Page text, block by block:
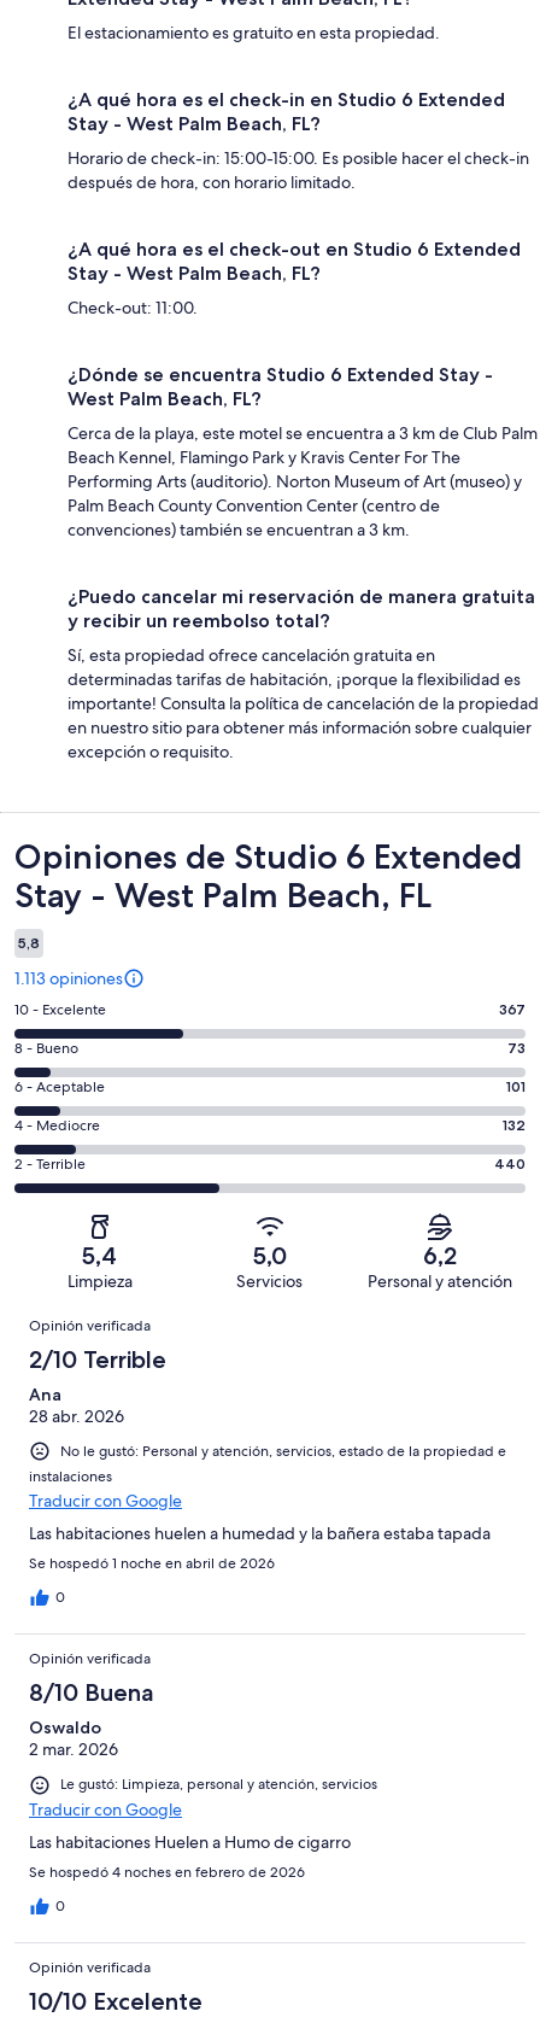
El estacionamiento es gratuito en esta propiedad.
¿A qué hora es el check-in en Studio 6 Extended
Stay - West Palm Beach, FL?
Horario de check-in: 15:00-15:00. Es posible hacer el check-in
después de hora, con horario limitado.
¿A qué hora es el check-out en Studio 6 Extended
Stay - West Palm Beach, FL?
Check-out: 11:00.
¿Dónde se encuentra Studio 6 Extended Stay -
West Palm Beach, FL?
Cerca de la playa, este motel se encuentra a 3 km de Club Palm
Beach Kennel, Flamingo Park y Kravis Center For The
Performing Arts (auditorio). Norton Museum of Art (museo) y
Palm Beach County Convention Center (centro de
convenciones) también se encuentran a 3 km.
¿Puedo cancelar mi reservación de manera gratuita
y recibir un reembolso total?
Sí, esta propiedad ofrece cancelación gratuita en
determinadas tarifas de habitación, ¡porque la flexibilidad es
importante! Consulta la política de cancelación de la propiedad
en nuestro sitio para obtener más información sobre cualquier
excepción o requisito.
Opiniones
Opiniones de Studio 6 Extended
Stay - West Palm Beach, FL
5,8
1.113 opiniones
Evaluación:
10
-
Excelente.
367
de
1113
opiniones
10 - Excelente 367
Evaluación:
8
-
Bueno.
73
de
opiniones
8 - Bueno 73
Evaluación:
6
-
Aceptable.
101
opiniones
6 - Aceptable 101
Evaluación:
4
-
4 - Mediocre 132
Evaluación:
2
Terrible.
1113
opiniones
2 - Terrible 440
5,4
Limpieza
5,0
Servicios
6,2
Personal y atención
Opiniones
Opinión verificada
2/10 Terrible
Ana
28 abr. 2026
No le gustó: Personal y atención, servicios, estado de la propiedad e
instalaciones
Traducir con Google
Las habitaciones huelen a humedad y la bañera estaba tapada
Se hospedó 1 noche en abril de 2026
0
Opinión verificada
8/10 Buena
Oswaldo
2 mar. 2026
Le gustó: Limpieza, personal y atención, servicios
Traducir con Google
Las habitaciones Huelen a Humo de cigarro
Se hospedó 4 noches en febrero de 2026
0
Opinión verificada
10/10 Excelente